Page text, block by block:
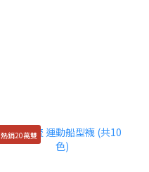
熱銷20萬雙